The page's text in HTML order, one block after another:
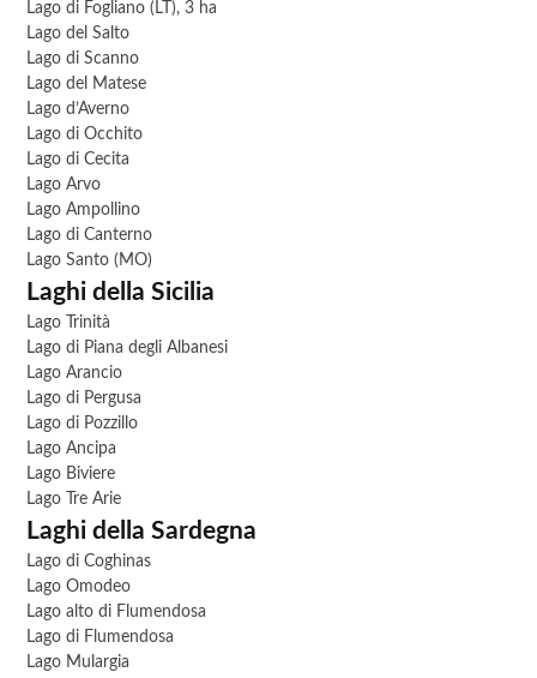
Lago di Fogliano (LT), 3 ha
Lago del Salto
Lago di Scanno
Lago del Matese
Lago d’Averno
Lago di Occhito
Lago di Cecita
Lago Arvo
Lago Ampollino
Lago di Canterno
Lago Santo (MO)
Laghi della Sicilia
Lago Trinità
Lago di Piana degli Albanesi
Lago Arancio
Lago di Pergusa
Lago di Pozzillo
Lago Ancipa
Lago Biviere
Lago Tre Arie
Laghi della Sardegna
Lago di Coghinas
Lago Omodeo
Lago alto di Flumendosa
Lago di Flumendosa
Lago Mulargia